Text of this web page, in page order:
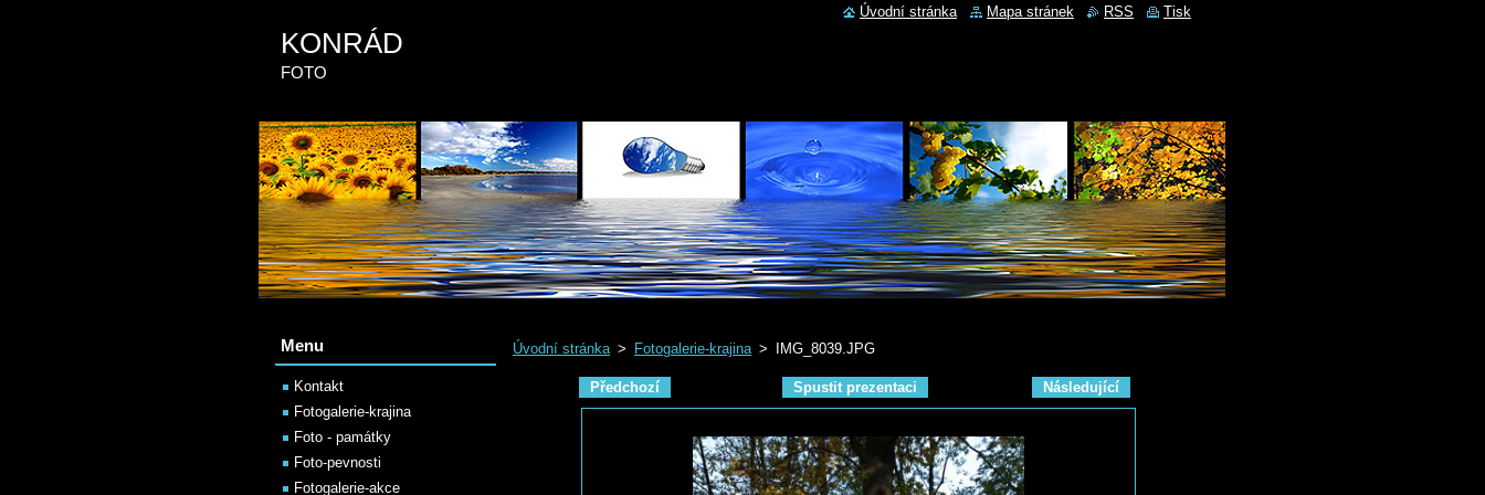
KONRÁD
FOTO
Úvodní stránka > Fotogalerie-krajina > IMG_8039.JPG
Předchozí Spustit prezentaci Následující
Menu
Kontakt
Fotogalerie-krajina
Foto - památky
Foto-pevnosti
Fotogalerie-akce
Úvodní stránka Mapa stránek RSS Tisk